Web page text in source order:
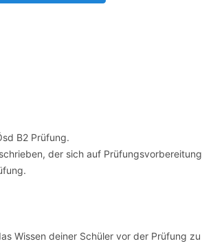
B2 Prüfung.
der sich auf Prüfungsvorbereitung
Wissen deiner Schüler vor der Prüfung zu